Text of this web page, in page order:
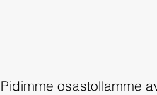
Pidimme osastollamme